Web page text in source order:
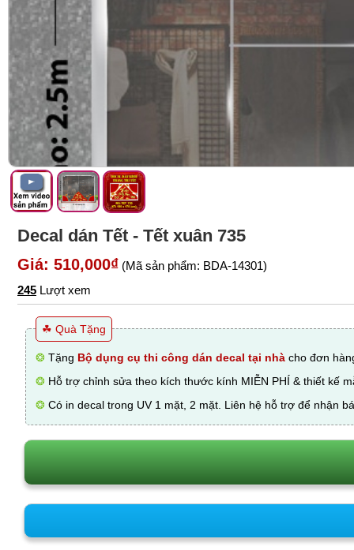
Decal dán Tết - Tết xuân 735
Giá: 510,000₫ (Mã sản phẩm: BDA-14301)
245 Lượt xem
☘ Quà Tặng
❂ Tặng Bộ dụng cụ thi công dán decal tại nhà cho đơn
❂ Hỗ trợ chỉnh sửa theo kích thước kính MIỄN PHÍ & thiết kế
❂ Có in decal trong UV 1 mặt, 2 mặt. Liên hệ hỗ trợ để nhận